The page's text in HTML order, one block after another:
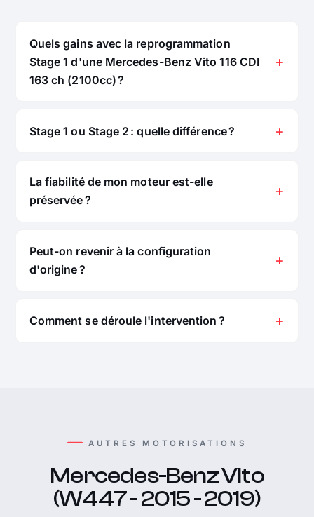
Quels gains avec la reprogrammation
Stage 1 d'une Mercedes-Benz Vito 116 CDI
163 ch (2100cc) ?
Stage 1 ou Stage 2 : quelle différence ?
La fiabilité de mon moteur est-elle
préservée ?
Peut-on revenir à la configuration
d'origine ?
Comment se déroule l'intervention ?
AUTRES MOTORISATIONS
Mercedes-Benz Vito
(W447 - 2015 - 2019)